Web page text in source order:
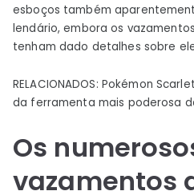
esboços também
lendário, embora os
tenham dado detalhes sobre
RELACIONADOS: Pokémon
da ferramenta mais poderosa
Os
vazamentos